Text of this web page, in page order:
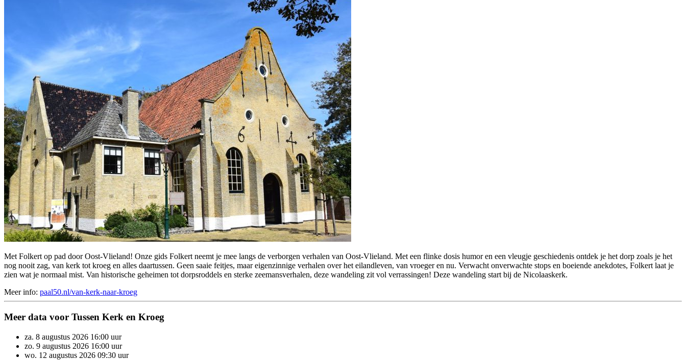
Met Folkert op pad door Oost-Vlieland! Onze gids Folkert neemt je mee langs de verborgen verhalen van Oost-Vlieland. Met een flinke dosis humor en een vleugje geschiedenis ontdek je het dorp zoals je het
nog nooit zag, van kerk tot kroeg en alles daartussen. Geen saaie feitjes, maar eigenzinnige verhalen over het eilandleven, van vroeger en nu. Verwacht onverwachte stops en boeiende anekdotes, Folkert laat je
zien wat je normaal mist. Van historische geheimen tot dorpsroddels en sterke zeemansverhalen, deze wandeling zit vol verrassingen! Deze wandeling start bij de Nicolaaskerk.
Meer info: paal50.nl/van-kerk-naar-kroeg
Meer data voor Tussen Kerk en Kroeg
za. 8 augustus 2026 16:00 uur
zo. 9 augustus 2026 16:00 uur
wo. 12 augustus 2026 09:30 uur